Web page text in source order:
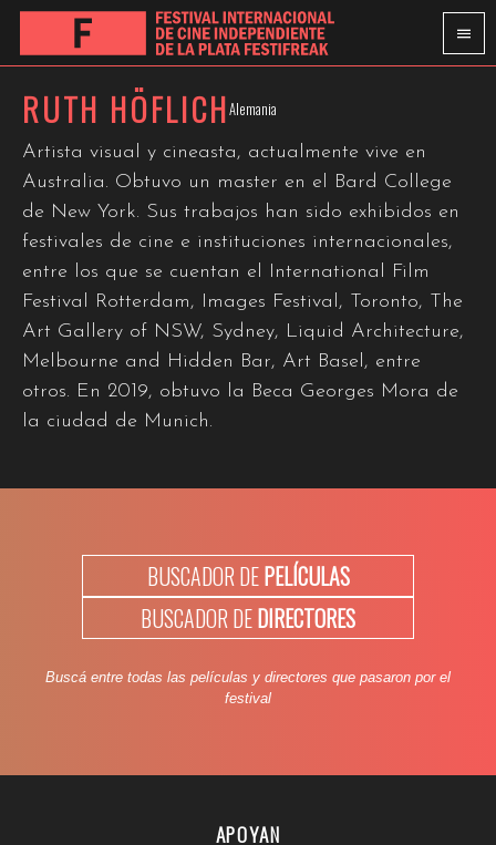
RUTH HÖFLICHAlemania
Artista visual y cineasta, actualmente vive en
Australia. Obtuvo un master en el Bard College
de New York. Sus trabajos han sido exhibidos en
festivales de cine e instituciones internacionales,
entre los que se cuentan el International Film
Festival Rotterdam, Images Festival, Toronto, The
Art Gallery of NSW, Sydney, Liquid Architecture,
Melbourne and Hidden Bar, Art Basel, entre
otros. En 2019, obtuvo la Beca Georges Mora de
la ciudad de Munich.
BUSCADOR DEPELÍCULAS
BUSCADOR DEDIRECTORES
Buscá entre todas las películas y directores que pasaron por el
festival
APOYAN